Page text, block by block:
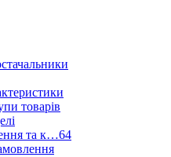
товарів
та к…64